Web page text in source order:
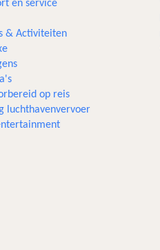
en service
& Activiteiten
op reis
luchthavenvervoer